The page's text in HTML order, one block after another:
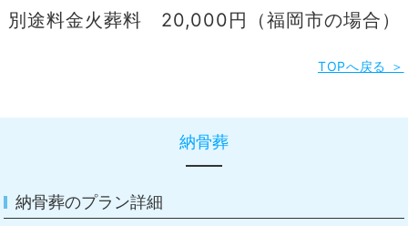
別途料金火葬料 20,000円（福岡市の場合）
TOPへ戻る ＞
納骨葬
納骨葬のプラン詳細